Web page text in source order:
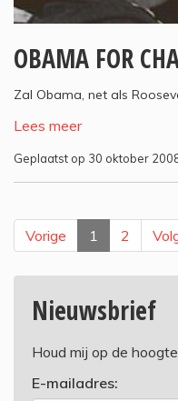
OBAMA FOR
Zal Obama, net als
Lees meer
Geplaatst op 30 oktober
Vorige 1 2
Nieuwsbrief
Houd mij op de
E-mailadres: